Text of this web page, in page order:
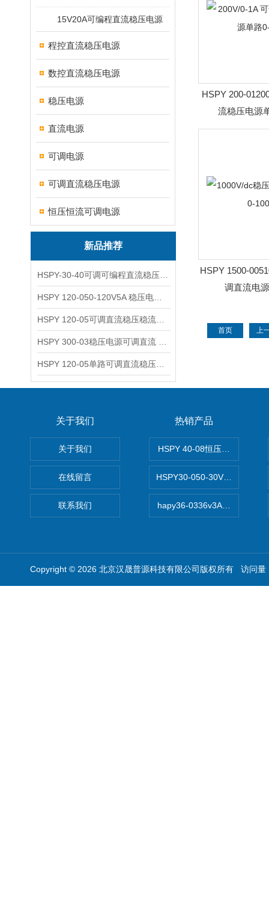
15V20A可编程直流稳压电源
程控直流稳压电源
数控直流稳压电源
稳压电源
直流电源
可调电源
可调直流稳压电源
恒压恒流可调电源
新品推荐
HSPY 200-
流稳压电源
HSPY 1500-
调直流电
首页 上
关于我们
关于我们
在线留言
联系我们
热销产品
HSPY 40-08恒压恒流恒功率
HSPY30-050-30V/-05A可调
hapy36-0336v3A高精度小型
Copyright © 2026 北京汉晟普源科技有限公司版权所有 访问量